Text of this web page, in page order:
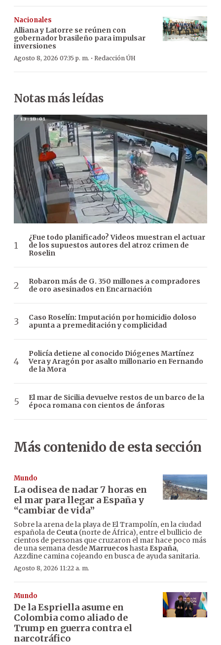
Nacionales
Alliana y Latorre se reúnen con
gobernador brasileño para impulsar
inversiones
Agosto 8, 2026 07:35 p. m. · Redacción ÚH
Notas más leídas
¿Fue todo planificado? Videos muestran el actuar
de los supuestos autores del atroz crimen de
Roselin
Robaron más de G. 350 millones a compradores
de oro asesinados en Encarnación
Caso Roselín: Imputación por homicidio doloso
apunta a premeditación y complicidad
Policía detiene al conocido Diógenes Martínez
Vera y Aragón por asalto millonario en Fernando
de la Mora
El mar de Sicilia devuelve restos de un barco de la
época romana con cientos de ánforas
Más contenido de esta sección
Mundo
La odisea de nadar 7 horas en
el mar para llegar a España y
“cambiar de vida”
Sobre la arena de la playa de El Trampolín, en la ciudad
española de Ceuta (norte de África), entre el bullicio de
cientos de personas que cruzaron el mar hace poco más
de una semana desdeMarruecos hasta España,
Azzdine camina cojeando en busca de ayuda sanitaria.
Agosto 8, 2026 11:22 a. m.
Mundo
De la Espriella asume en
Colombia como aliado de
Trump en guerra contra el
narcotráfico